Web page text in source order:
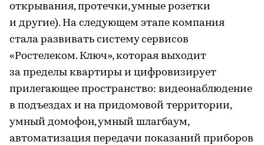
открывания, протечки, умные розетки
и другие). На следующем этапе компания
стала развивать систему сервисов
«Ростелеком. Ключ», которая выходит
за пределы квартиры и цифровизирует
прилегающее пространство: видеонаблюдение
в подъездах и на придомовой территории,
умный домофон, умный шлагбаум,
автоматизация передачи показаний приборов